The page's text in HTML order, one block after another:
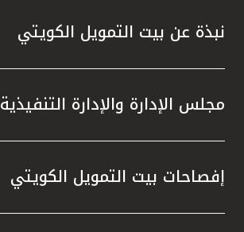
نبذة عن بيت التمويل الكويتي
مجلس الإدارة والإدارة التنفيذية
إفصاحات بيت التمويل الكويتي